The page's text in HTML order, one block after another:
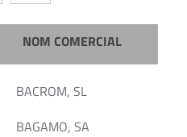
NOM COMERCIAL
BACROM, SL
BAGAMO, SA